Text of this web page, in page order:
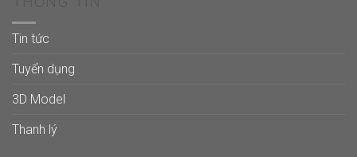
Tin tức
Tuyển dụng
3D Model
Thanh lý